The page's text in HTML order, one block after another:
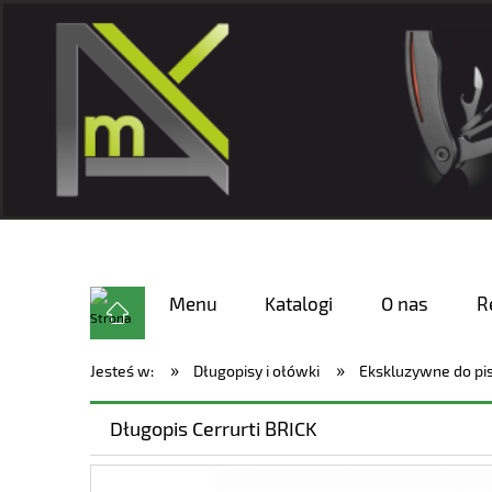
Menu Katalogi O nas
Jesteś w: » Długopisy i ołówki » Ekskluzywne do
Długopis Cerrurti BRICK